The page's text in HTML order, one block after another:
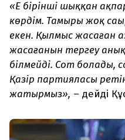
«Ең бірінші шыққан
көрдім. Тамыры жоқ
екен. Қылмыс жасаған
жасағанын тергеу
білмейді. Сот болады,
Қазір партияласы
жатырмыз», – дейді